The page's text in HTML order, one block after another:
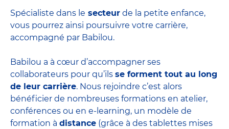
Spécialiste dans le secteur de la petite enfance,
vous pourrez ainsi poursuivre votre carrière,
accompagné par Babilou.
Babilou a à cœur d’accompagner ses
collaborateurs pour qu’ils se forment tout au long
de leur carrière. Nous rejoindre c’est alors
bénéficier de nombreuses formations en atelier,
conférences ou en e-learning, un modèle de
formation à distance (grâce à des tablettes mises